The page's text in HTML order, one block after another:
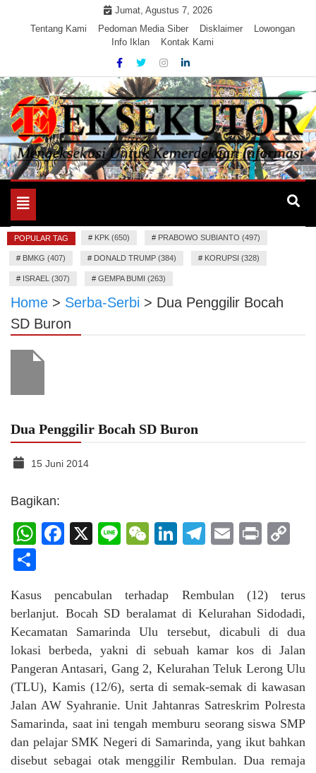
Jumat, Agustus 7, 2026
Tentang Kami
Pedoman Media Siber Disklaimer
Lowongan
Info Iklan
Kontak Kami
EKSEKUTOR
Mengeksekusi Berita Untuk Kemerdekaan dan Keadilan
Toggle
navigation
POPULAR TAG # KPK (650) # PRABOWO SUBIANTO (497)
# BMKG (407) # DONALD TRUMP (384) # KORUPSI (328)
# ISRAEL (307) # GEMPA BUMI (263)
Home > Serba-Serbi > Dua Penggilir Bocah
SD Buron
Dua Penggilir Bocah SD Buron
15 Juni 2014
Bagikan:
WhatsApp
Facebook
X LineWeChat
LinkedIn
Telegram
Email
Print
Kasus pencabulan terhadap Rembulan (12) terus
berlanjut. Bocah SD beralamat di Kelurahan Sidodadi,
Kecamatan Samarinda Ulu tersebut, dicabuli di dua
lokasi berbeda, yakni di sebuah kamar kos di Jalan
Pangeran Antasari, Gang 2, Kelurahan Teluk Lerong Ulu
(TLU), Kamis (12/6), serta di semak-semak di kawasan
Jalan AW Syahranie. Unit Jahtanras Satreskrim Polresta
Samarinda, saat ini tengah memburu seorang siswa SMP
dan pelajar SMK Negeri di Samarinda, yang ikut bahkan
disebut sebagai otak menggilir Rembulan. Dua remaja